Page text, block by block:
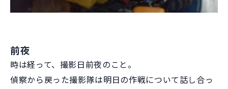
前夜
時は経って、撮影日前夜のこと。
偵察から戻った撮影隊は明日の作戦について話し合っ